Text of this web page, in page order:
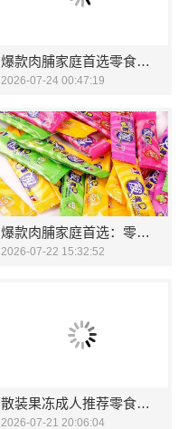
爆款肉脯家庭首选零食大明星
2026-07-24 00:47:19
爆款肉脯家庭首选：零食大明星
2026-07-22 15:32:52
散装果冻成人推荐零食大明星
2026-07-21 20:06:04